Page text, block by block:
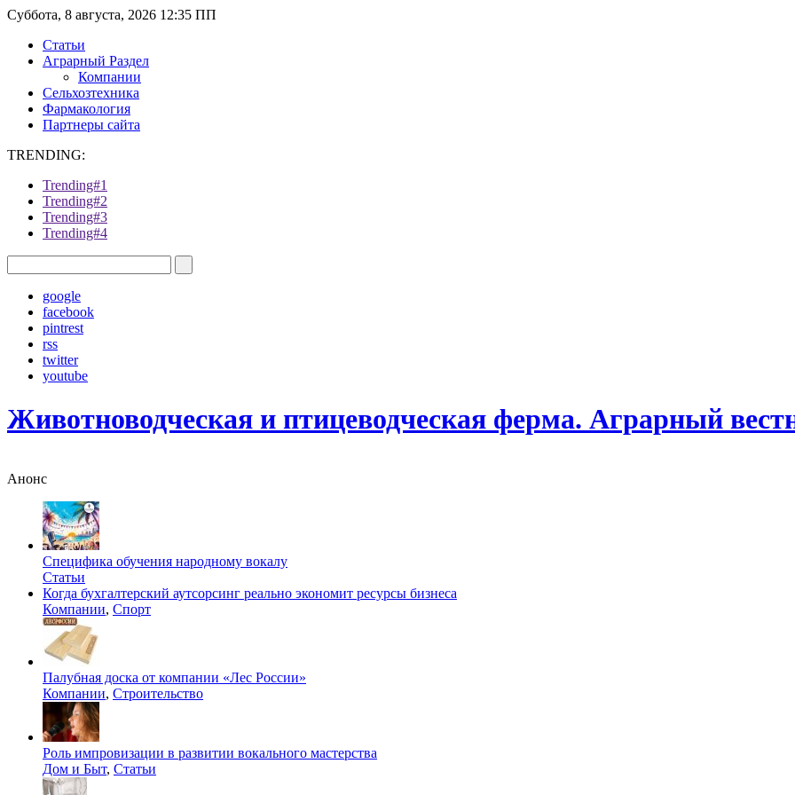
Суббота, 8 августа, 2026 12:35 ПП
Статьи
Аграрный Раздел
Компании
Сельхозтехника
Фармакология
Партнеры сайта
TRENDING:
Trending#1
Trending#2
Trending#3
Trending#4
google
facebook
pintrest
rss
twitter
youtube
Животноводческая и птицеводческая ферма. Аграрный
Анонс
Специфика обучения народному вокалу
Статьи
Когда бухгалтерский аутсорсинг реально экономит ресурсы бизнеса
Компании, Спорт
Палубная доска от компании «Лес России»
Компании, Строительство
Роль импровизации в развитии вокального мастерства
Дом и Быт, Статьи